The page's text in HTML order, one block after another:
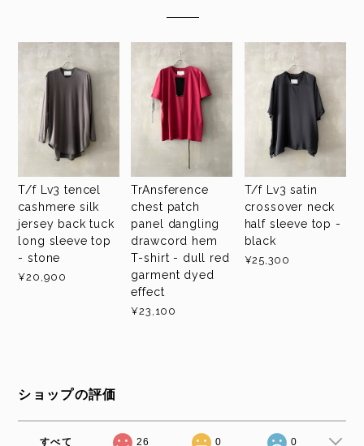
T/f Lv3 tencel
cashmere silk
jersey back tuck
long sleeve top
- stone
¥20,900
TrAnsference
chest patch
panel dangling
drawcord hem
T-shirt - dull red
garment dyed
effect
¥23,100
T/f Lv3 satin
crossover neck
half sleeve top -
black
¥25,300
ショップの評価
すべて 26 0 0